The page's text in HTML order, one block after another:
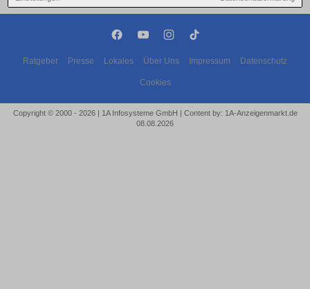
Ratgeber Presse Lokales Über Uns Impressum Datenschutz
Cookies
Copyright © 2000 - 2026 | 1A Infosysteme GmbH | Content by: 1A-Anzeigenmarkt.de
08.08.2026